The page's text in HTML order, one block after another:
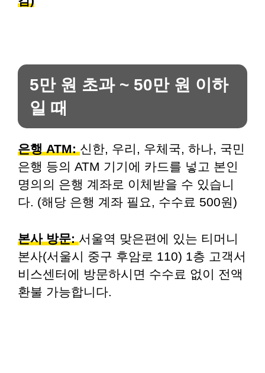
5만 원 초과 ~ 50만 원 이하
일 때
은행 ATM: 신한, 우리, 우체국, 하나, 국민
은행 등의 ATM 기기에 카드를 넣고 본인
명의의 은행 계좌로 이체받을 수 있습니
다. (해당 은행 계좌 필요, 수수료 500원)
본사 방문: 서울역 맞은편에 있는 티머니
본사(서울시 중구 후암로 110) 1층 고객서
비스센터에 방문하시면 수수료 없이 전액
환불 가능합니다.